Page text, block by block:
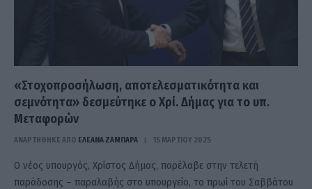
«Στοχοπροσήλωση, αποτελεσματικότητα και
σεμνότητα» δεσμεύτηκε ο Χρί. Δήμας για το υπ.
Μεταφορών
ΑΝΑΡΤΗΘΗΚΕ ΑΠΟ ΕΛΕΑΝΑ ΖΑΜΠΑΡΑ 15 ΜΑΡΤΊΟΥ 2025
Ο νέος υπουργός, Χρίστος Δήμας, παρέλαβε στην τελετή
παράδοσης – παραλαβής στο υπουργείο, το πρωί του Σαββάτου